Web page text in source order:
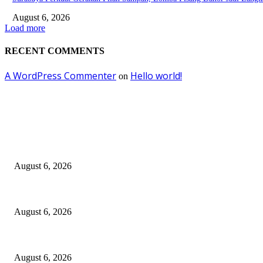
August 6, 2026
Load more
RECENT COMMENTS
A WordPress Commenter on Hello world!
August 6, 2026
August 6, 2026
August 6, 2026